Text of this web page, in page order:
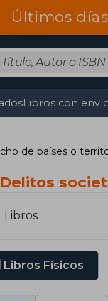
Últimos días
Libros con
de países o
Libros
Libros Físicos